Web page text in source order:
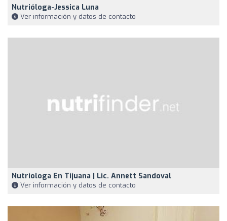
Nutrióloga-Jessica Luna
Ver información y datos de contacto
Nutriologa En Tijuana | Lic. Annett Sandoval
Ver información y datos de contacto